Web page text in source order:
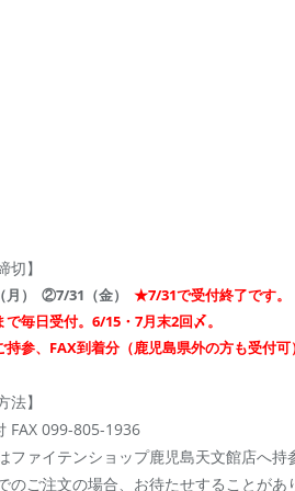
切】
） ②7/31（金） ★7/31で受付終了です。
毎日受付。6/15・7月末2回〆。
参、FAX到着分（鹿児島県外の方も受付可）
法】
FAX 099-805-1936
ファイテンショップ鹿児島天文館店へ持
のご注文の場合、お待たせすることがあ